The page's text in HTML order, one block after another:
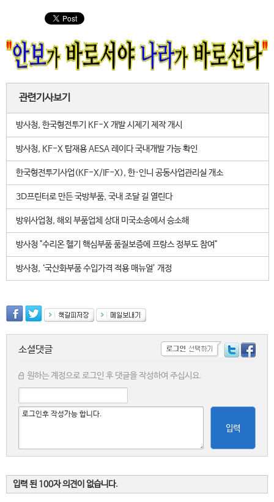
관련기사보기
방사청, 한국형전투기 KF-X 개발 시제기 제작 개시
방사청, KF-X 탑재용 AESA 레이다 국내개발 가능 확인
한국형전투기사업(KF-X/IF-X), 한·인니 공동사업관리실 개소
3D프린터로 만든 국방부품, 국내 조달 길 열린다
방위사업청, 해외 부품업체 상대 미국소송에서 승소해
방사청 "수리온 헬기 핵심부품 품질보증에 프랑스 정부도 참여"
방사청, ‘국산화부품 수입가격 적용 매뉴얼’ 개정
소셜댓글
원하는 계정으로 로그인 후 댓글을 작성하여 주십시요.
입력
입력 된 100자 의견이 없습니다.